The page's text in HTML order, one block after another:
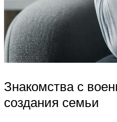
Знакомства с
создания семьи